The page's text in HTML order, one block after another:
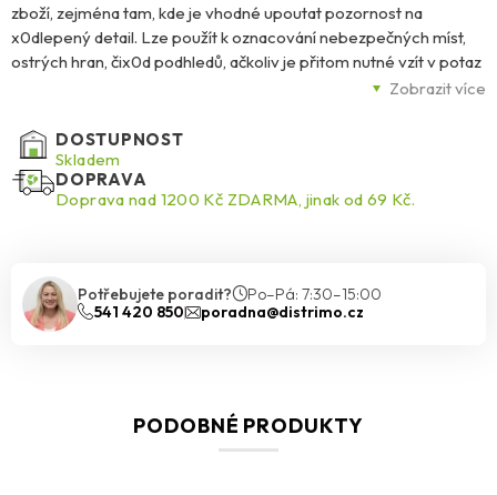
Zobrazit více
zboží, zejména tam, kde je vhodné upoutat pozornost na
x0dlepený detail. Lze použít k oznacování nebezpečných míst,
ostrých hran, čix0d podhledů, ačkoliv je přitom nutné vzít v potaz
nižší lepicí schopnosti páskyx0d na zdivu, omítce a podobných
UV záření a je tak vyhrazena pro vnitřní použití. x0dPoužité
lepidlo – akrylát na vodní bázi.
DOSTUPNOST
Skladem
DOPRAVA
Doprava nad 1200 Kč ZDARMA, jinak od 69 Kč.
Potřebujete poradit?
Po–Pá: 7:30–15:00
541 420 850
poradna@distrimo.cz
PODOBNÉ PRODUKTY